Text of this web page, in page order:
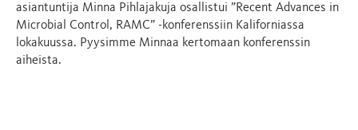
asiantuntija Minna Pihlajakuja osallistui ”Recent Advances in
Microbial Control, RAMC” -konferenssiin Kaliforniassa
lokakuussa. Pyysimme Minnaa kertomaan konferenssin
aiheista.